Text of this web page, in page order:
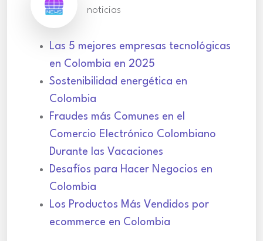
noticias
Las 5 mejores empresas tecnológicas
en Colombia en 2025
Sostenibilidad energética en
Colombia
Fraudes más Comunes en el
Comercio Electrónico Colombiano
Durante las Vacaciones
Desafíos para Hacer Negocios en
Colombia
Los Productos Más Vendidos por
ecommerce en Colombia